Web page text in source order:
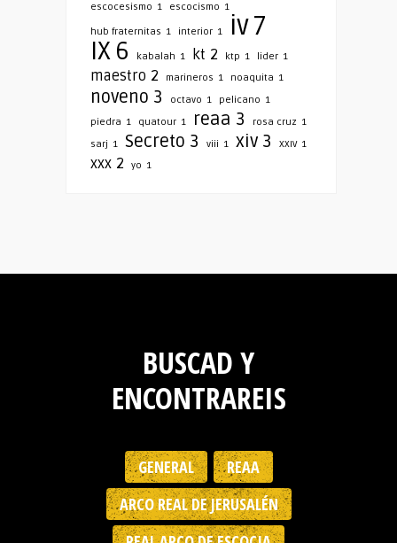
escocesismo 1 escocismo 1
hub fraternitas 1 interior 1 iv7
IX 6 kabalah 1 kt 2 ktp 1 lider 1
maestro 2 marineros 1 noaquita 1
noveno 3 octavo 1 pelicano 1
piedra 1 quatour 1 reaa 3 rosa cruz 1
sarj 1 Secreto 3 viii 1 xiv 3 XXIV 1
xxx 2 yo 1
BUSCAD Y
ENCONTRAREIS
GENERAL
REAA
ARCO REAL DE JERUSALÉN